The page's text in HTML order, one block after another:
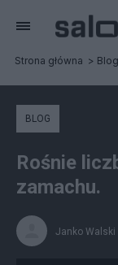
Strona główna
BLOG
Rośnie
zamachu.
Janko Walski